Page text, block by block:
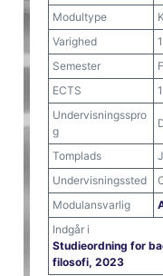
Modultype
Varighed
Semester
ECTS
Undervisningsspro
g
Tomplads
Undervisningssted
Modulansvarlig
Indgår i
Studieordning for
filosofi, 2023